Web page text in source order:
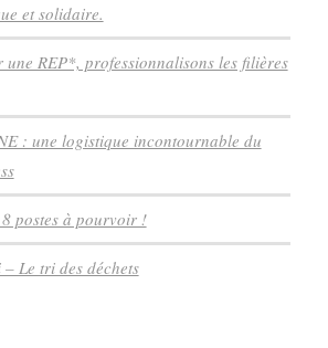
et solidaire.
une REP*, professionnalisons les filières
: une logistique incontournable du
postes à pourvoir !
Le tri des déchets